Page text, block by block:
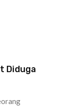
Diduga